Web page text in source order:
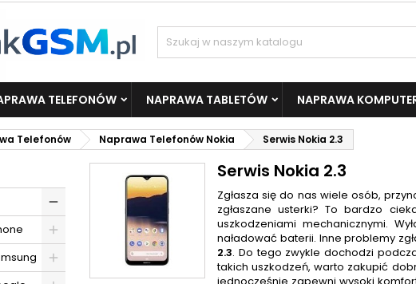
TELEFONÓW NAPRAWA TABLETÓW NAPRAWA
Telefonów Naprawa Telefonów Nokia Serwis Nokia 2.3
Serwis Nokia 2.3
Zgłasza się do nas wiele osób,
zgłaszane usterki? To bardzo
uszkodzeniami mechanicznymi.
naładować baterii. Inne problemy
2.3. Do tego zwykle dochodzi
takich uszkodzeń, warto zakupić